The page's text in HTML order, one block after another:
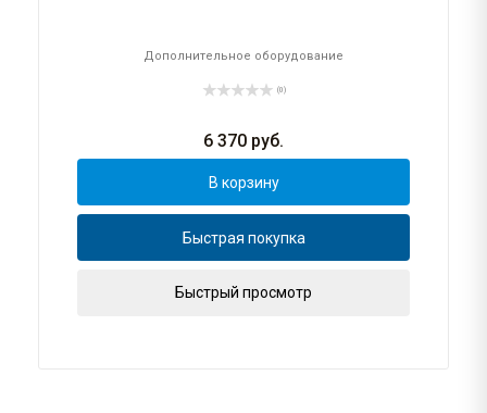
Дополнительное оборудование
(0)
6 370 руб.
В корзину
Быстрая покупка
Быстрый просмотр